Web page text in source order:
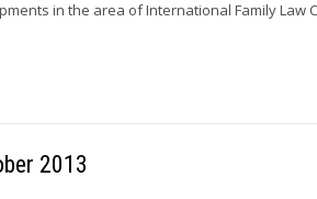
in the area of International Family Law
2013